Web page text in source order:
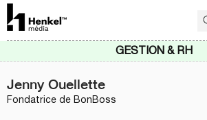
Jenny Ouellette
Fondatrice de BonBoss
GESTION & RH